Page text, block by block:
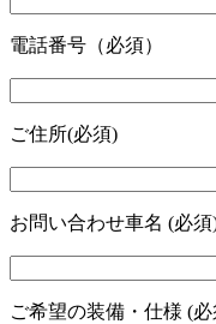
電話番号（必須）
ご住所(必須)
お問い合わせ車名 (必須
ご希望の装備・仕様 (必